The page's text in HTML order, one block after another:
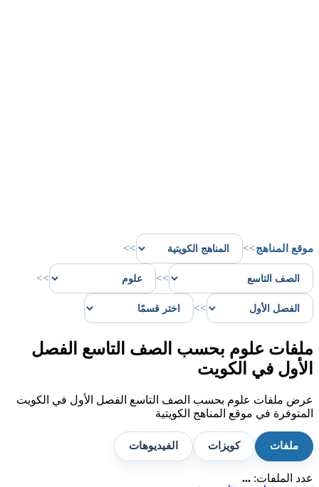
موقع المناهج>>
>>
>>
>>
>>
ملفات علوم بحسب الصف التاسع الفصل
الأول في الكويت
عرض ملفات علوم بحسب الصف التاسع الفصل الأول في الكويت
المتوفرة في موقع المناهج الكويتية
ملفات كويزات الفيديوهات
عدد الملفات: ...